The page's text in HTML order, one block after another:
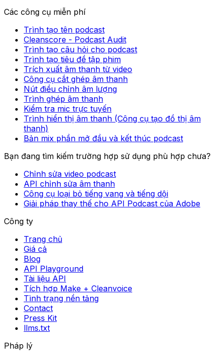
Các công cụ miễn phí
Trình tạo tên podcast
Cleanscore - Podcast Audit
Trình tạo câu hỏi cho podcast
Trình tạo tiêu đề tập phim
Trích xuất âm thanh từ video
Công cụ cắt ghép âm thanh
Nút điều chỉnh âm lượng
Trình ghép âm thanh
Kiểm tra mic trực tuyến
Trình hiển thị âm thanh (Công cụ tạo đồ thị âm
thanh)
Bản mix phần mở đầu và kết thúc podcast
Bạn đang tìm kiếm trường hợp sử dụng phù hợp chưa?
Chỉnh sửa video podcast
API chỉnh sửa âm thanh
Công cụ loại bỏ tiếng vang và tiếng dội
Giải pháp thay thế cho API Podcast của Adobe
Công ty
Trang chủ
Giá cả
Blog
API Playground
Tài liệu API
Tích hợp Make + Cleanvoice
Tình trạng nền tảng
Contact
Press Kit
llms.txt
Pháp lý